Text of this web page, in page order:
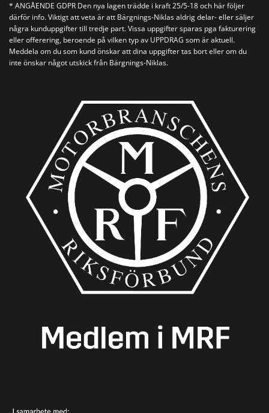
* ANGÅENDE GDPR Den nya lagen trädde i kraft 25/5-18 och här följer
därför info. Viktigt att veta är att Bärgnings-Niklas aldrig delar- eller säljer
några kunduppgifter till tredje part. Vissa uppgifter sparas pga fakturering
eller offerering, beroende på vilken typ av UPPDRAG som är aktuell.
Meddela om du som kund önskar att dina uppgifter tas bort eller om du
inte önskar något utskick från Bärgnings-Niklas.